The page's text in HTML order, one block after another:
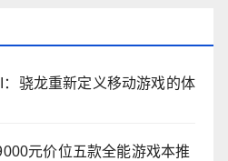
骁龙重新定义移动游戏的体
元价位五款全能游戏本推